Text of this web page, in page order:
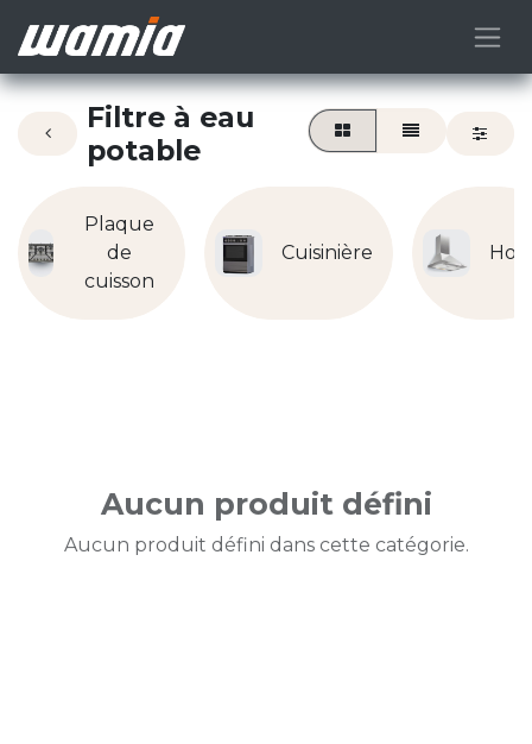
Filtre à eau
potable
Plaque
de
cuisson
Cuisinière
Aucun produit défini
Aucun produit défini dans cette catégorie.